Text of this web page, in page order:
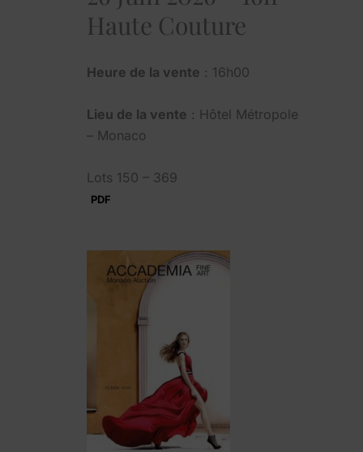
Haute Couture
Heure de la vente : 16h00
Lieu de la vente : Hôtel Métropole
– Monaco
Lots 150 – 369
PDF